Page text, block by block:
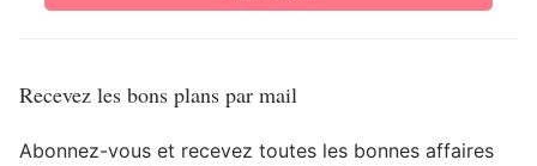
Recevez les bons plans par mail
Abonnez-vous et recevez toutes les bonnes affaires